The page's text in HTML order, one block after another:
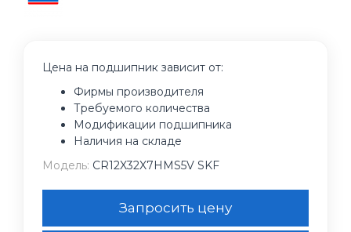
Цена на подшипник зависит от:
Фирмы производителя
Требуемого количества
Модификации подшипника
Наличия на складе
Модель: CR12X32X7HMS5V SKF
Запросить цену